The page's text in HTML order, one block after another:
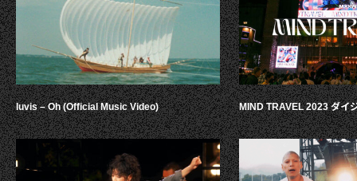
luvis – Oh (Official Music Video) MIND TRAVEL 2023 ダイ